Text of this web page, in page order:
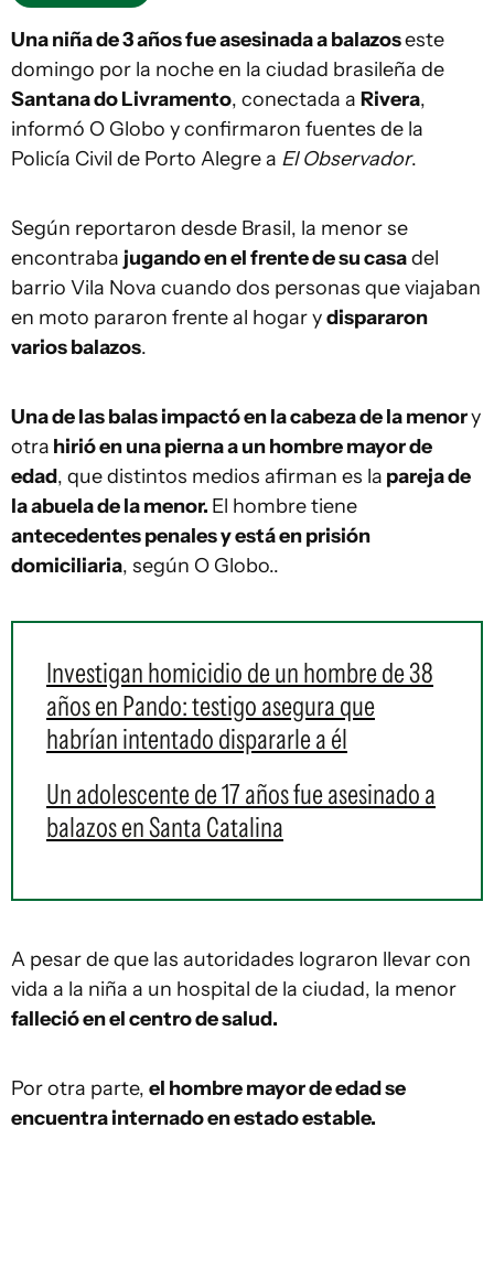
Una niña de 3 años fue asesinada a balazoseste
domingo por la noche en la ciudad brasileña de
Santana do Livramento, conectada a Rivera,
informó O Globo y confirmaron fuentes de la
Policía Civil de Porto Alegre a El Observador.
Según reportaron desde Brasil, la menor se
encontraba jugando en el frente de su casadel
barrio Vila Nova cuando dos personas que viajaban
en moto pararon frente al hogar ydispararon
varios balazos.
Una de las balas impactó en la cabeza de la menory
otra hirió en una pierna a un hombre mayor de
edad, que distintos medios afirman es la pareja de
la abuela de la menor. El hombre tiene
antecedentes penales y está en prisión
domiciliaria, según O Globo..
Investigan homicidio de un hombre de 38
años en Pando: testigo asegura que
habrían intentado dispararle a él
Un adolescente de 17 años fue asesinado a
balazos en Santa Catalina
A pesar de que las autoridades lograron llevar con
vida a la niña a un hospital de la ciudad, la menor
falleció en el centro de salud.
Por otra parte, el hombre mayor de edad se
encuentra internado en estado estable.